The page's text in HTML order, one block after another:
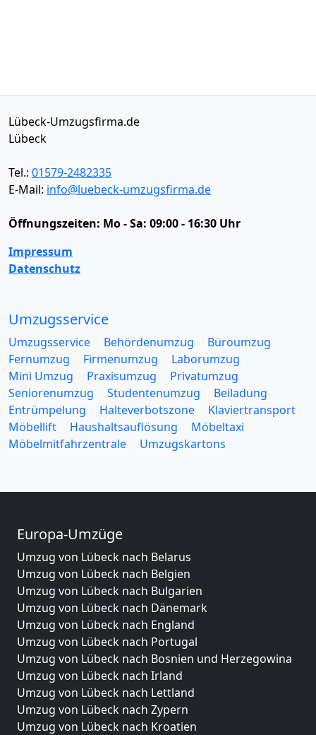
Lübeck-Umzugsfirma.de
Lübeck
Tel.: 01579-2482335
E-Mail: info@luebeck-umzugsfirma.de
Öffnungszeiten: Mo - Sa: 09:00 - 16:30 Uhr
Impressum
Datenschutz
Umzugsservice
Umzugsservice Behördenumzug
Büroumzug
Fernumzug
Firmenumzug
Laborumzug
Mini Umzug
Praxisumzug
Privatumzug
Seniorenumzug
Studentenumzug
Beiladung
Entrümpelung
Halteverbotszone
Klaviertransport
Möbellift
Haushaltsauflösung
Möbeltaxi
Möbelmitfahrzentrale
Umzugskartons
Europa-Umzüge
Umzug von Lübeck nach Belarus
Umzug von Lübeck nach Belgien
Umzug von Lübeck nach Bulgarien
Umzug von Lübeck nach Dänemark
Umzug von Lübeck nach England
Umzug von Lübeck nach Portugal
Umzug von Lübeck nach Bosnien und Herzegowina
Umzug von Lübeck nach Irland
Umzug von Lübeck nach Lettland
Umzug von Lübeck nach Zypern
Umzug von Lübeck nach Kroatien